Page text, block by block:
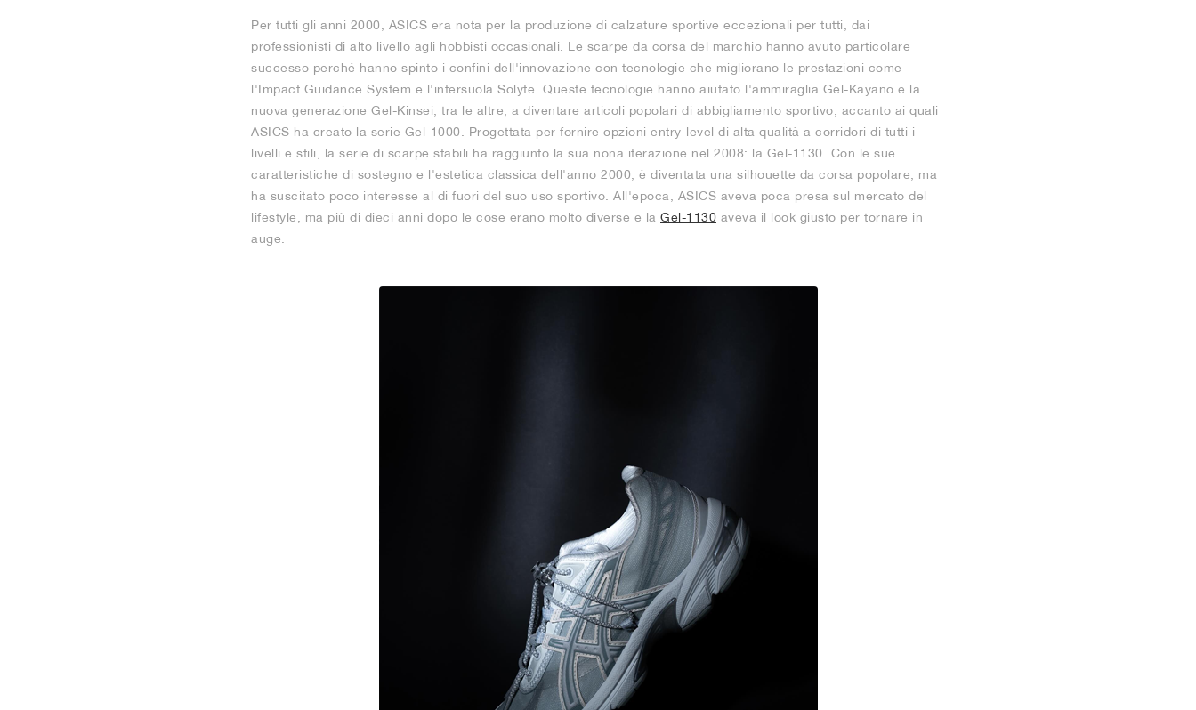
Per tutti gli anni 2000, ASICS era nota per la produzione di calzature sportive eccezionali per tutti, dai
professionisti di alto livello agli hobbisti occasionali. Le scarpe da corsa del marchio hanno avuto particolare
successo perché hanno spinto i confini dell'innovazione con tecnologie che migliorano le prestazioni come
l'Impact Guidance System e l'intersuola Solyte. Queste tecnologie hanno aiutato l'ammiraglia Gel-Kayano e la
nuova generazione Gel-Kinsei, tra le altre, a diventare articoli popolari di abbigliamento sportivo, accanto ai quali
ASICS ha creato la serie Gel-1000. Progettata per fornire opzioni entry-level di alta qualità a corridori di tutti i
livelli e stili, la serie di scarpe stabili ha raggiunto la sua nona iterazione nel 2008: la Gel-1130. Con le sue
caratteristiche di sostegno e l'estetica classica dell'anno 2000, è diventata una silhouette da corsa popolare, ma
ha suscitato poco interesse al di fuori del suo uso sportivo. All'epoca, ASICS aveva poca presa sul mercato del
lifestyle, ma più di dieci anni dopo le cose erano molto diverse e la Gel-1130 aveva il look giusto per tornare in
auge.